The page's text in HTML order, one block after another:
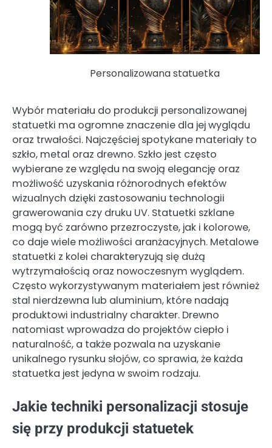
Personalizowana statuetka
Wybór materiału do produkcji personalizowanej
statuetki ma ogromne znaczenie dla jej wyglądu
oraz trwałości. Najczęściej spotykane materiały to
szkło, metal oraz drewno. Szkło jest często
wybierane ze względu na swoją elegancję oraz
możliwość uzyskania różnorodnych efektów
wizualnych dzięki zastosowaniu technologii
grawerowania czy druku UV. Statuetki szklane
mogą być zarówno przezroczyste, jak i kolorowe,
co daje wiele możliwości aranżacyjnych. Metalowe
statuetki z kolei charakteryzują się dużą
wytrzymałością oraz nowoczesnym wyglądem.
Często wykorzystywanym materiałem jest również
stal nierdzewna lub aluminium, które nadają
produktowi industrialny charakter. Drewno
natomiast wprowadza do projektów ciepło i
naturalność, a także pozwala na uzyskanie
unikalnego rysunku słojów, co sprawia, że każda
statuetka jest jedyna w swoim rodzaju.
Jakie techniki personalizacji stosuje
się przy produkcji statuetek